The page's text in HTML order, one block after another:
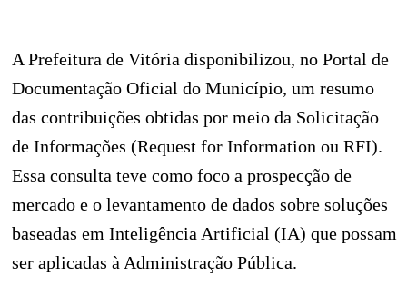
A Prefeitura de Vitória disponibilizou, no Portal de
Documentação Oficial do Município, um resumo
das contribuições obtidas por meio da Solicitação
de Informações (Request for Information ou RFI).
Essa consulta teve como foco a prospecção de
mercado e o levantamento de dados sobre soluções
baseadas em Inteligência Artificial (IA) que possam
ser aplicadas à Administração Pública.